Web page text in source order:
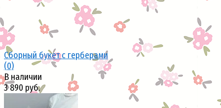
Сборный букет с герберами
(0)
В наличии
3 890 руб.